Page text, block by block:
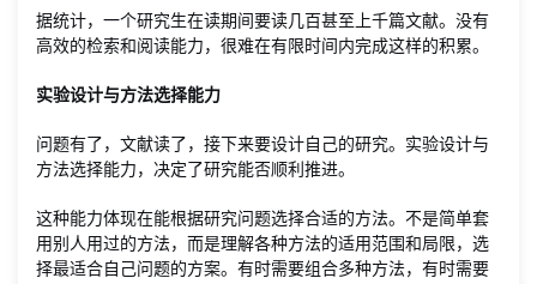
据统计，一个研究生在读期间要读几百甚至上千篇文献。没有
高效的检索和阅读能力，很难在有限时间内完成这样的积累。
实验设计与方法选择能力
问题有了，文献读了，接下来要设计自己的研究。实验设计与
方法选择能力，决定了研究能否顺利推进。
这种能力体现在能根据研究问题选择合适的方法。不是简单套
用别人用过的方法，而是理解各种方法的适用范围和局限，选
择最适合自己问题的方案。有时需要组合多种方法，有时需要